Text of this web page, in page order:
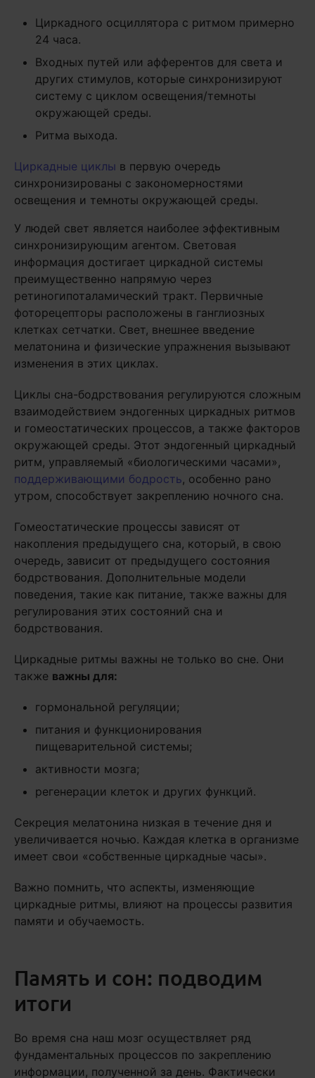
Циркадного осциллятора с ритмом примерно
24 часа.
Входных путей или афферентов для света и
других стимулов, которые синхронизируют
систему с циклом освещения/темноты
окружающей среды.
Ритма выхода.
Циркадные циклы в первую очередь
синхронизированы с закономерностями
освещения и темноты окружающей среды.
У людей свет является наиболее эффективным
синхронизирующим агентом. Световая
информация достигает циркадной системы
преимущественно напрямую через
ретиногипоталамический тракт. Первичные
фоторецепторы расположены в ганглиозных
клетках сетчатки. Свет, внешнее введение
мелатонина и физические упражнения вызывают
изменения в этих циклах.
Циклы сна-бодрствования регулируются сложным
взаимодействием эндогенных циркадных ритмов
и гомеостатических процессов, а также факторов
окружающей среды. Этот эндогенный циркадный
ритм, управляемый «биологическими часами»,
поддерживающими бодрость, особенно рано
утром, способствует закреплению ночного сна.
Гомеостатические процессы зависят от
накопления предыдущего сна, который, в свою
очередь, зависит от предыдущего состояния
бодрствования. Дополнительные модели
поведения, такие как питание, также важны для
регулирования этих состояний сна и
бодрствования.
Циркадные ритмы важны не только во сне. Они
также важны для:
гормональной регуляции;
питания и функционирования
пищеварительной системы;
активности мозга;
регенерации клеток и других функций.
Секреция мелатонина низкая в течение дня и
увеличивается ночью. Каждая клетка в организме
имеет свои «собственные циркадные часы».
Важно помнить, что аспекты, изменяющие
циркадные ритмы, влияют на процессы развития
памяти и обучаемость.
Память и сон: подводим
итоги
Во время сна наш мозг осуществляет ряд
фундаментальных процессов по закреплению
информации, полученной за день. Фактически